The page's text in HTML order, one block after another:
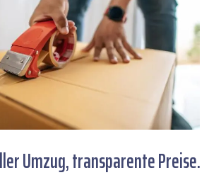
Umzug, transparente Preise.